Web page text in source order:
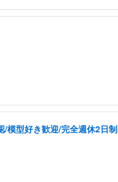
/模型好き歓迎/完全週休2日制